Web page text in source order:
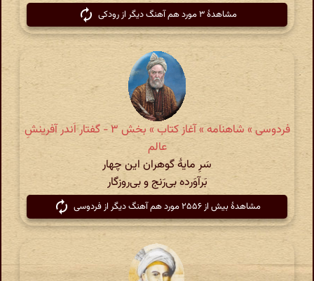
مشاهدهٔ ۳ مورد هم آهنگ دیگر از رودکی
فردوسی » شاهنامه » آغاز کتاب » بخش ۳ - گفتار اَندر آفرینشِ
عالم
سَرِ مایهٔ گوهران این چهار
بَرآوَرده بی‌رَنج و بی‌روزگار
مشاهدهٔ بیش از ۲۵۵۶ مورد هم آهنگ دیگر از فردوسی